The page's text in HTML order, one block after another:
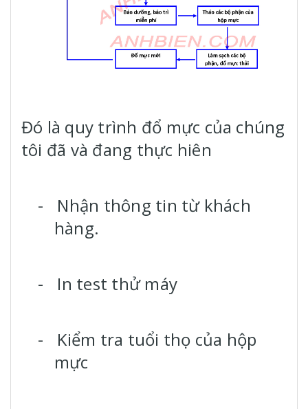
Đó là quy trình đổ mực của chúng
tôi đã và đang thực hiên
-
Nhận thông tin từ khách
hàng.
- In test thử máy
-
Kiểm tra tuổi thọ của hộp
mực